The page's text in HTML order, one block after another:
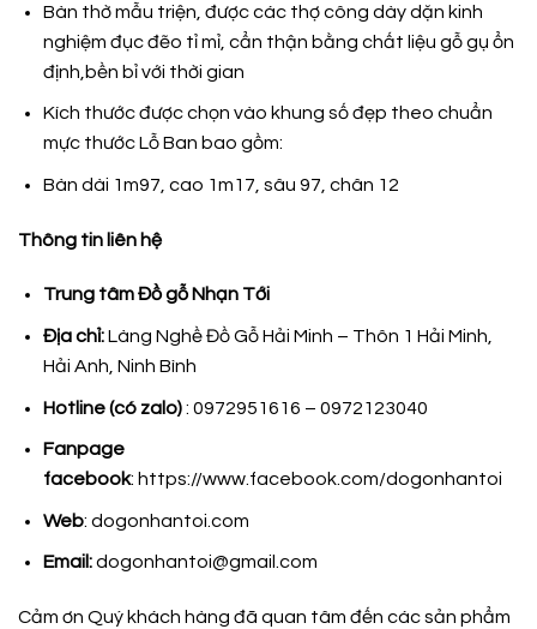
Bàn thờ mẫu triện, được các thợ công dày dặn kinh
nghiệm đục đẽo tỉ mỉ, cẩn thận bằng chất liệu gỗ gụ ổn
định,bền bỉ với thời gian
Kích thước được chọn vào khung số đẹp theo chuẩn
mực thước Lỗ Ban bao gồm:
Bàn dài 1m97, cao 1m17, sâu 97, chân 12
Thông tin liên hệ
Trung tâm Đồ gỗ Nhạn Tới
Địa chỉ:Làng Nghề Đồ Gỗ Hải Minh – Thôn 1 Hải Minh,
Hải Anh, Ninh Bình
Hotline (có zalo): 0972951616 – 0972123040
Fanpage
facebook: https://www.facebook.com/dogonhantoi
Web: dogonhantoi.com
Email: dogonhantoi@gmail.com
Cảm ơn Quý khách hàng đã quan tâm đến các sản phẩm